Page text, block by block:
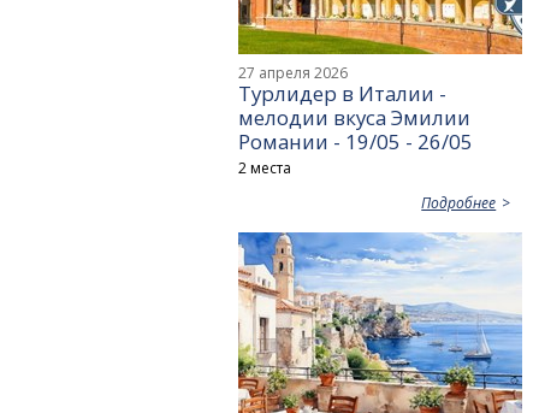
27 апреля 2026
Турлидер в Италии -
мелодии вкуса Эмилии
Романии - 19/05 - 26/05
2 места
Подробнее